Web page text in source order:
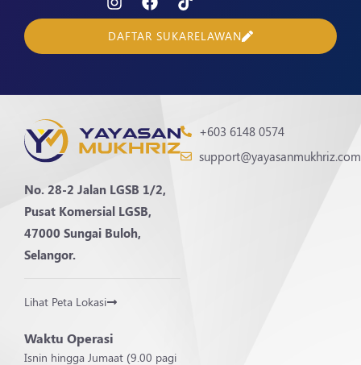
DAFTAR SUKARELAWAN
No. 28-2 Jalan LGSB 1/2,
Pusat Komersial LGSB,
47000 Sungai Buloh,
Selangor.
Lihat Peta Lokasi
Waktu Operasi
Isnin hingga Jumaat (9.00 pagi
+603 6148 0574
support@yayasanmukhriz.com